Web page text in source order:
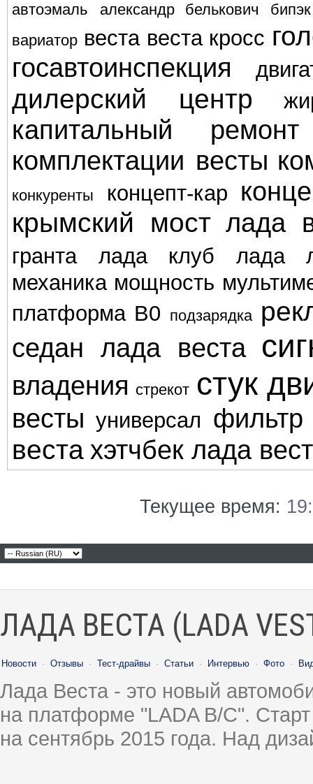
автоэмаль александр белькович
вариатор веста веста кросс
госавтоинспекция
дилерский центр
капитальный ремонт
комплектации весты
конкуренты концепт-кар
крымский мост лада
гранта лада клуб
лада
механика мощность
платформа В0
подзарядка
седан лада веста
владения стрекот стук
весты универсал
веста хэтчбек лада
Текущее время:
ЛАДА ВЕСТА (LADA
Новости · Отзывы · Тест-драйвы · Статьи · Интервью · Фото ·
Лада Веста - это новый
на платформе "LADA B/C".
на сентябрь 2015 года. Над